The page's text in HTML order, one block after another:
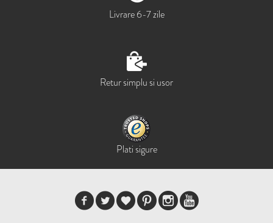
Livrare 6-7 zile
Retur simplu si usor
Plati sigure